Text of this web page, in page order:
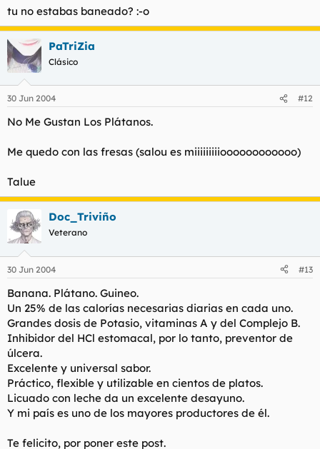
tu no estabas baneado? :-o
PaTriZia
Clásico
30 Jun 2004 #12
No Me Gustan Los Plátanos.
Me quedo con las fresas (salou es miiiiiiiiioooooooooooo)
Talue
Doc_Triviño
Veterano
30 Jun 2004 #13
Banana. Plátano. Guineo.
Un 25% de las calorías necesarias diarias en cada uno.
Grandes dosis de Potasio, vitaminas A y del Complejo B.
Inhibidor del HCl estomacal, por lo tanto, preventor de
úlcera.
Excelente y universal sabor.
Práctico, flexible y utilizable en cientos de platos.
Licuado con leche da un excelente desayuno.
Y mi país es uno de los mayores productores de él.
Te felicito, por poner este post.